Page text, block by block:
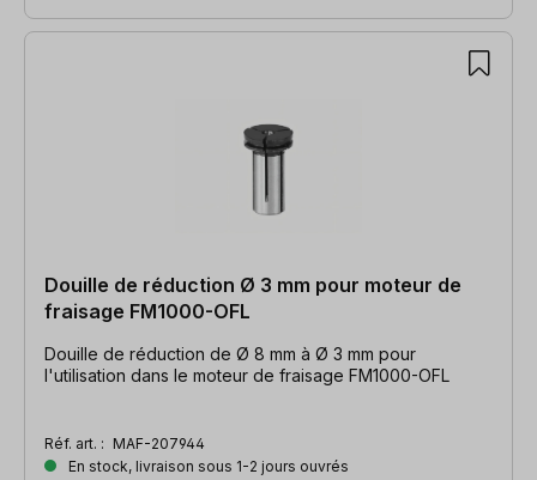
Douille de réduction Ø 3 mm pour moteur de
fraisage FM1000-OFL
Douille de réduction de Ø 8 mm à Ø 3 mm pour
l'utilisation dans le moteur de fraisage FM1000-OFL
Réf. art. : MAF-207944
En stock, livraison sous 1-2 jours ouvrés